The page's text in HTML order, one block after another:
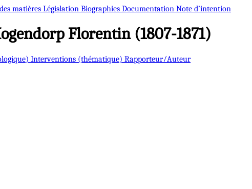
matières Législation Biographies Documentation Note d’intention
Florentin (1807-1871)
Interventions (thématique) Rapporteur/Auteur